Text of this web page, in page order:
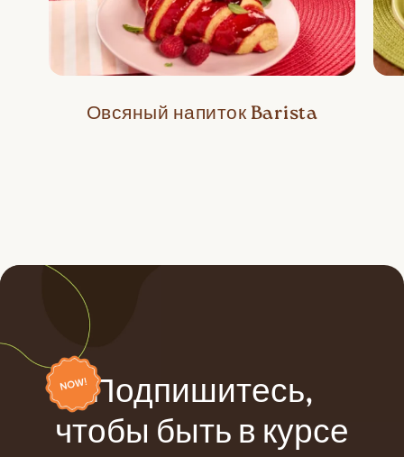
Овсяный напиток Barista
Подпишитесь,
чтобы быть в курсе